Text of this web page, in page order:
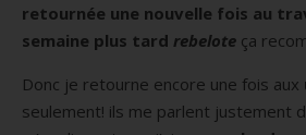
retournée une nouvelle fois au
semaine plus tard rebelote ça
Donc je retourne encore une fois aux
seulement! ils me parlent justement